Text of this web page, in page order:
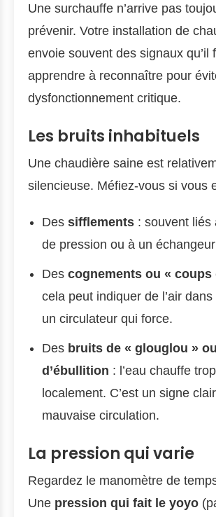
Une surchauffe n’arrive pas
prévenir. Votre installation de
envoie souvent des signaux qu’il
apprendre à reconnaître pour
dysfonctionnement critique.
Les bruits inhabituels
Une chaudière saine est
silencieuse. Méfiez-vous si vous
Des sifflements : souvent liés
de pression ou à un
Des cognements ou « coups
cela peut indiquer de l’air
un circulateur qui force.
Des bruits de « glouglou » ou
d’ébullition : l’eau chauffe
localement. C’est un signe
mauvaise circulation.
La pression qui varie
Regardez le manomètre de
Une pression qui fait le yoyo